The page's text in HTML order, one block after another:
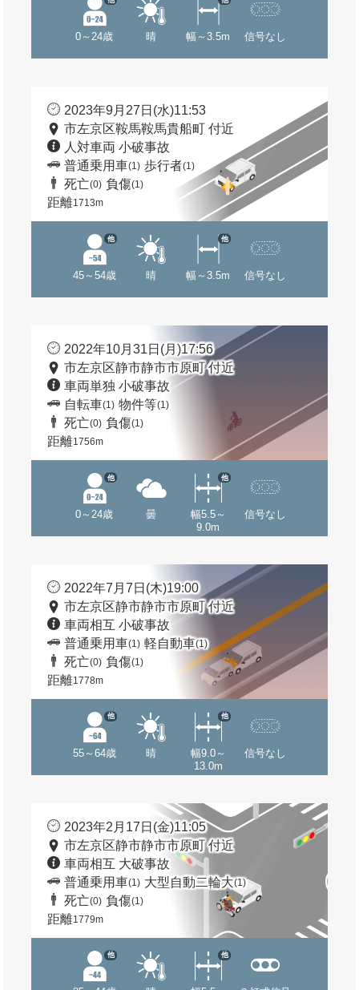
0～24歳 晴 幅～3.5m 信号なし
2023年9月27日(水)11:53
市左京区鞍馬鞍馬貴船町 付近
人対車両 小破事故
普通乗用車(1) 歩行者(1)
死亡(0) 負傷(1)
距離1713m
45～54歳
他
晴 幅～3.5m
他
信号なし
2022年10月31日(月)17:56
市左京区静市静市市原町 付近
車両単独 小破事故
自転車(1) 物件等(1)
死亡(0) 負傷(1)
距離1756m
0～24歳
他
曇
幅5.5～
9.0m
他
信号なし
2022年7月7日(木)19:00
市左京区静市静市市原町 付近
車両相互 小破事故
普通乗用車(1) 軽自動車(1)
死亡(0) 負傷(1)
距離1778m
55～64歳
他
晴
幅9.0～
13.0m
他
信号なし
2023年2月17日(金)11:05
市左京区静市静市市原町 付近
車両相互 大破事故
普通乗用車(1) 大型自動二輪大(1)
死亡(0) 負傷(1)
距離1779m
他 他